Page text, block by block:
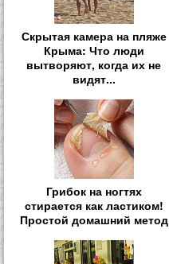
Скрытая камера на пляже
Крыма: Что люди
вытворяют, когда их не
видят...
Грибок на ногтях
стирается как ластиком!
Простой домашний метод